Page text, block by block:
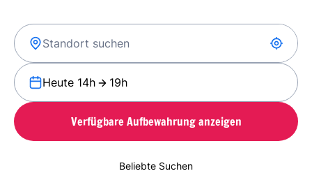
Heute 14h 19h
Verfügbare Aufbewahrung anzeigen
Beliebte Suchen